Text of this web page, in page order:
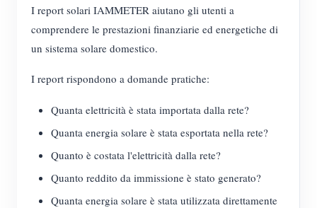
I report solari IAMMETER aiutano gli utenti a
comprendere le prestazioni finanziarie ed energetiche di
un sistema solare domestico.
I report rispondono a domande pratiche:
Quanta elettricità è stata importata dalla rete?
Quanta energia solare è stata esportata nella rete?
Quanto è costata l'elettricità dalla rete?
Quanto reddito da immissione è stato generato?
Quanta energia solare è stata utilizzata direttamente